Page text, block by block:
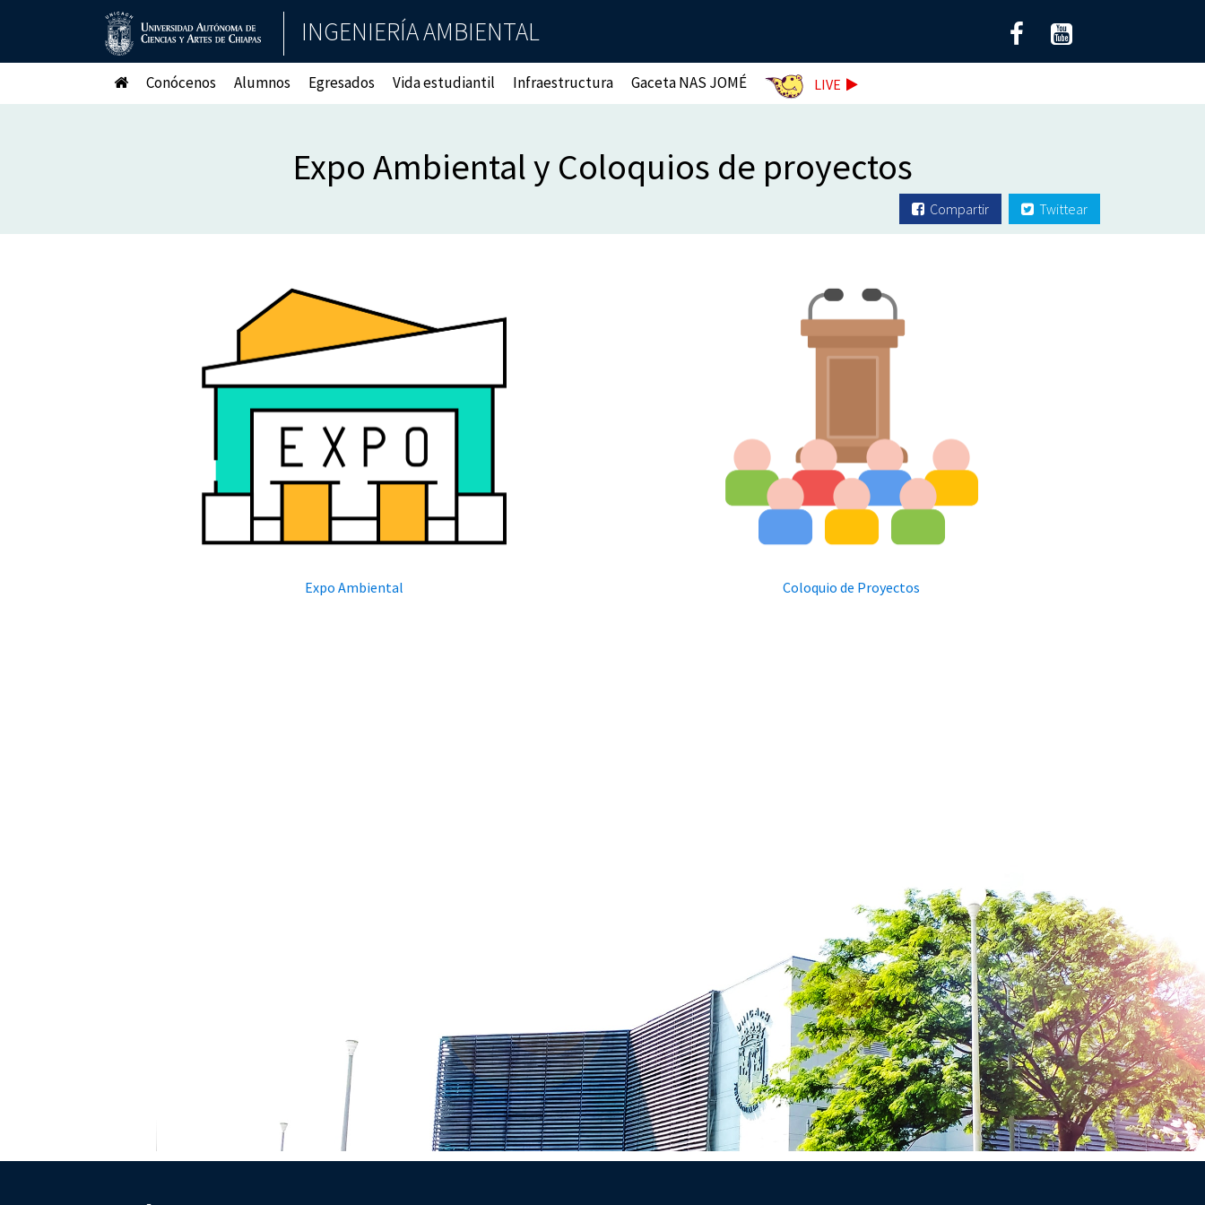
INGENIERÍA AMBIENTAL
Conócenos Alumnos Egresados Vida estudiantil Infraestructura Gaceta NAS JOMÉ LIVE
Expo Ambiental y Coloquios de proyectos
Compartir Twittear
Expo Ambiental Coloquio de Proyectos